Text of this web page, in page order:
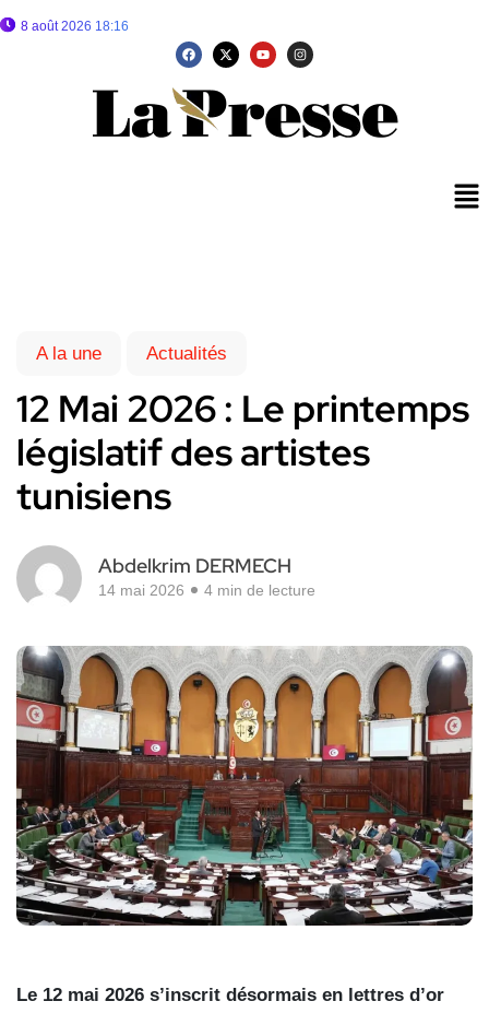
8 août 2026 18:16
A la une Actualités
12 Mai 2026 : Le printemps
législatif des artistes
tunisiens
Abdelkrim DERMECH
14 mai 2026 4 min de lecture
Le 12 mai 2026 s’inscrit désormais en lettres d’or